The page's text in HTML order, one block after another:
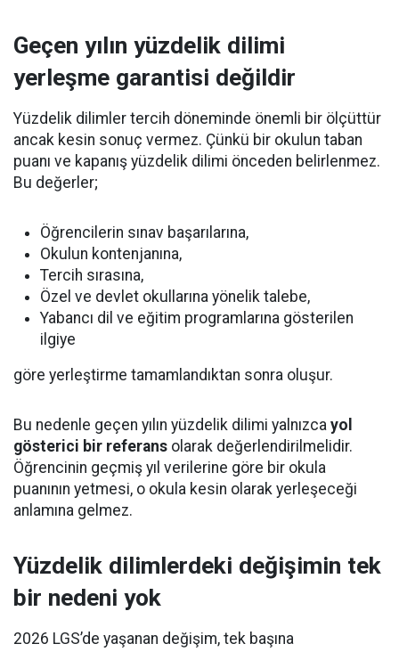
Geçen yılın yüzdelik dilimi
yerleşme garantisi değildir
Yüzdelik dilimler tercih döneminde önemli bir ölçüttür
ancak kesin sonuç vermez. Çünkü bir okulun taban
puanı ve kapanış yüzdelik dilimi önceden belirlenmez.
Bu değerler;
Öğrencilerin sınav başarılarına,
Okulun kontenjanına,
Tercih sırasına,
Özel ve devlet okullarına yönelik talebe,
Yabancı dil ve eğitim programlarına gösterilen
ilgiye
göre yerleştirme tamamlandıktan sonra oluşur.
Bu nedenle geçen yılın yüzdelik dilimi yalnızca yol
gösterici bir referans olarak değerlendirilmelidir.
Öğrencinin geçmiş yıl verilerine göre bir okula
puanının yetmesi, o okula kesin olarak yerleşeceği
anlamına gelmez.
Yüzdelik dilimlerdeki değişimin tek
bir nedeni yok
2026 LGS’de yaşanan değişim, tek başına